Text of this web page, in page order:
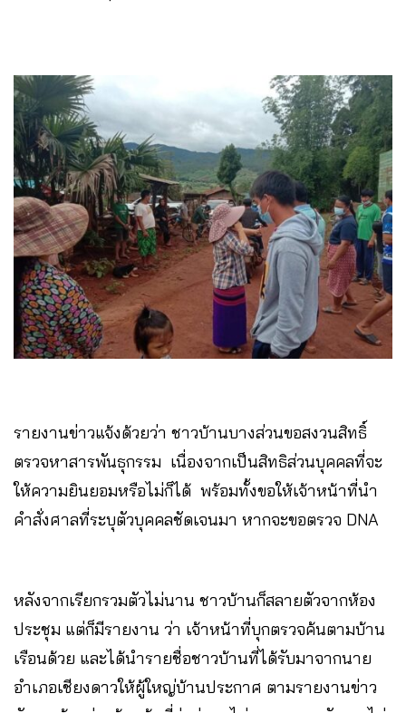
รายงานข่าวแจ้งด้วยว่า ชาวบ้านบางส่วนขอสงวนสิทธิ์
ตรวจหาสารพันธุกรรม เนื่องจากเป็นสิทธิส่วนบุคคลที่จะ
ให้ความยินยอมหรือไม่ก็ได้ พร้อมทั้งขอให้เจ้าหน้าที่นำ
คำสั่งศาลที่ระบุตัวบุคคลชัดเจนมา หากจะขอตรวจ DNA
หลังจากเรียกรวมตัวไม่นาน ชาวบ้านก็สลายตัวจากห้อง
ประชุม แต่ก็มีรายงาน ว่า เจ้าหน้าที่บุกตรวจค้นตามบ้าน
เรือนด้วย และได้นำรายชื่อชาวบ้านที่ได้รับมาจากนาย
อำเภอเชียงดาวให้ผู้ใหญ่บ้านประกาศ ตามรายงานข่าว